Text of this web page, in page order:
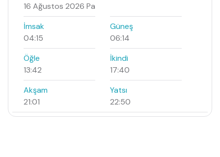
16 Ağustos 2026 Pa
İmsak
04:15
Güneş
06:14
Öğle
13:42
İkindi
17:40
Akşam
21:01
Yatsı
22:50